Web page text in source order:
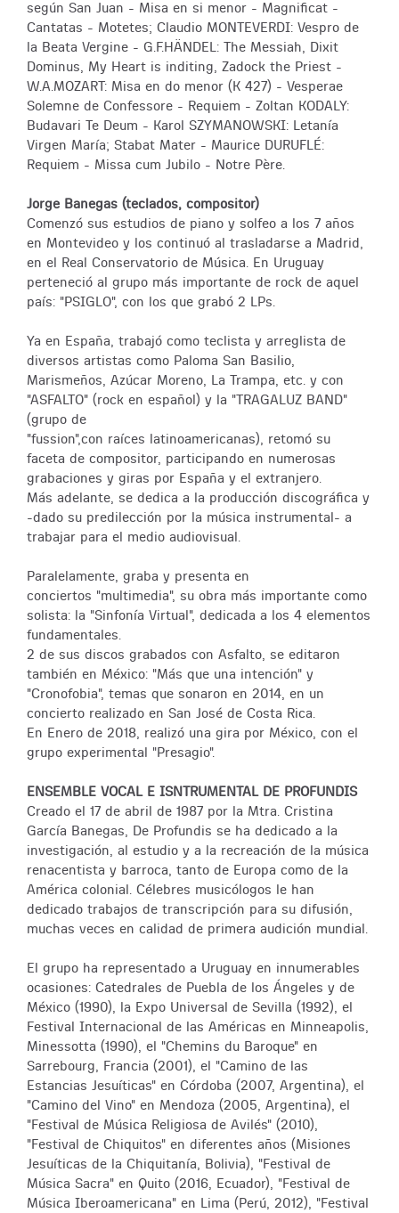
según San Juan - Misa en si menor - Magnificat -
Cantatas - Motetes; Claudio MONTEVERDI: Vespro de
la Beata Vergine - G.F.HÄNDEL: The Messiah, Dixit
Dominus, My Heart is inditing, Zadock the Priest -
W.A.MOZART: Misa en do menor (K 427) - Vesperae
Solemne de Confessore - Requiem - Zoltan KODALY:
Budavari Te Deum - Karol SZYMANOWSKI: Letanía
Virgen María; Stabat Mater - Maurice DURUFLÉ:
Requiem - Missa cum Jubilo - Notre Père.
Jorge Banegas (teclados, compositor)
Comenzó sus estudios de piano y solfeo a los 7 años
en Montevideo y los continuó al trasladarse a Madrid,
en el Real Conservatorio de Música. En Uruguay
perteneció al grupo más importante de rock de aquel
país: "PSIGLO", con los que grabó 2 LPs.
Ya en España, trabajó como teclista y arreglista de
diversos artistas como Paloma San Basilio,
Marismeños, Azúcar Moreno, La Trampa, etc. y con
"ASFALTO" (rock en español) y la "TRAGALUZ BAND"
(grupo de
"fussion",con raíces latinoamericanas), retomó su
faceta de compositor, participando en numerosas
grabaciones y giras por España y el extranjero.
Más adelante, se dedica a la producción discográfica y
-dado su predilección por la música instrumental- a
trabajar para el medio audiovisual.
Paralelamente, graba y presenta en
conciertos "multimedia", su obra más importante como
solista: la "Sinfonía Virtual", dedicada a los 4 elementos
fundamentales.
2 de sus discos grabados con Asfalto, se editaron
también en México: "Más que una intención" y
"Cronofobia", temas que sonaron en 2014, en un
concierto realizado en San José de Costa Rica.
En Enero de 2018, realizó una gira por México, con el
grupo experimental "Presagio".
ENSEMBLE VOCAL E ISNTRUMENTAL DE PROFUNDIS
Creado el 17 de abril de 1987 por la Mtra. Cristina
García Banegas, De Profundis se ha dedicado a la
investigación, al estudio y a la recreación de la música
renacentista y barroca, tanto de Europa como de la
América colonial. Célebres musicólogos le han
dedicado trabajos de transcripción para su difusión,
muchas veces en calidad de primera audición mundial.
El grupo ha representado a Uruguay en innumerables
ocasiones: Catedrales de Puebla de los Ángeles y de
México (1990), la Expo Universal de Sevilla (1992), el
Festival Internacional de las Américas en Minneapolis,
Minessotta (1990), el "Chemins du Baroque" en
Sarrebourg, Francia (2001), el "Camino de las
Estancias Jesuíticas" en Córdoba (2007, Argentina), el
"Camino del Vino" en Mendoza (2005, Argentina), el
"Festival de Música Religiosa de Avilés" (2010),
"Festival de Chiquitos" en diferentes años (Misiones
Jesuíticas de la Chiquitanía, Bolivia), "Festival de
Música Sacra" en Quito (2016, Ecuador), "Festival de
Música Iberoamericana" en Lima (Perú, 2012), "Festival